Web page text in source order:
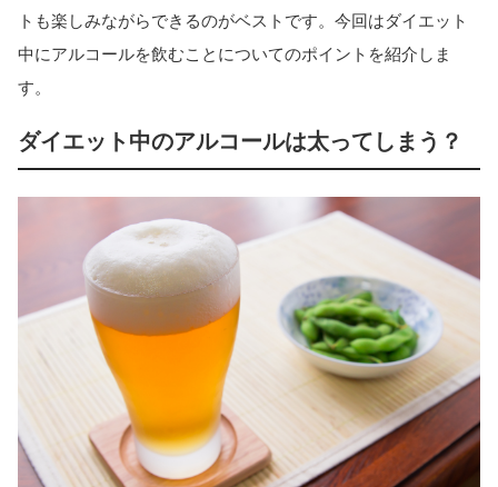
トも楽しみながらできるのがベストです。今回はダイエット
中にアルコールを飲むことについてのポイントを紹介しま
す。
ダイエット中のアルコールは太ってしまう？